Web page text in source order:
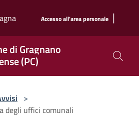
Accesso all'area personale |
di Gragnano
(PC)
>
degli uffici comunali